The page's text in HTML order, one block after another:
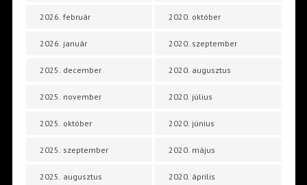
2026. február
2026. január
2025. december
2025. november
2025. október
2025. szeptember
2025. augusztus
2020. október
2020. szeptember
2020. augusztus
2020. július
2020. június
2020. május
2020. április